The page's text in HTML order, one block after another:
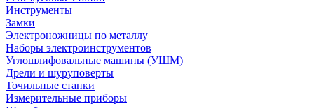
Инструменты
Замки
Электроножницы по металлу
Наборы электроинструментов
Углошлифовальные машины (УШМ)
Дрели и шуруповерты
Точильные станки
Измерительные приборы